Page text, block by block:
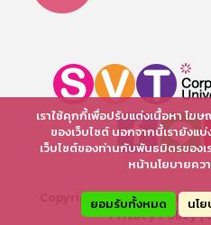
Copyright © 2025 Srisuvit
Privacy Policy|
เราใช้คุกกี้เพื่อปรับแต่งเนื้อหา โฆ
ของเว็บไซต์ นอกจากนี้เรายังแ
เว็บไซต์ของท่านกับพันธมิตรของเ
หน้านโยบายคว
ยอมรับทั้งหมด นโ